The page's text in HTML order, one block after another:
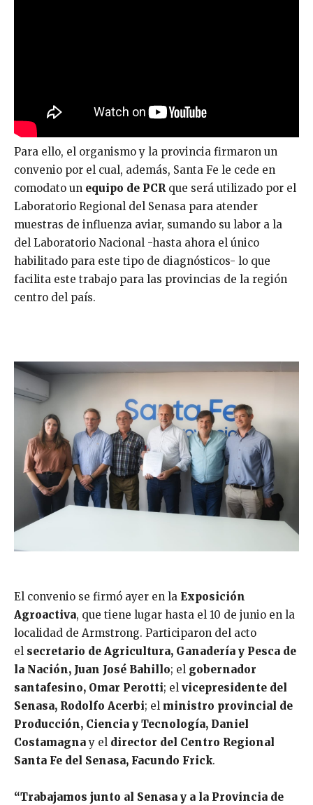
Para ello, el organismo y la provincia firmaron un
convenio por el cual, además, Santa Fe le cede en
comodato un equipo de PCR que será utilizado por el
Laboratorio Regional del Senasa para atender
muestras de influenza aviar, sumando su labor a la
del Laboratorio Nacional -hasta ahora el único
habilitado para este tipo de diagnósticos- lo que
facilita este trabajo para las provincias de la región
centro del país.
El convenio se firmó ayer en la Exposición
Agroactiva, que tiene lugar hasta el 10 de junio en la
localidad de Armstrong. Participaron del acto
el secretario de Agricultura, Ganadería y Pesca de
la Nación, Juan José Bahillo; el gobernador
santafesino, Omar Perotti; el vicepresidente del
Senasa, Rodolfo Acerbi; el ministro provincial de
Producción, Ciencia y Tecnología, Daniel
Costamagnay el director del Centro Regional
Santa Fe del Senasa, Facundo Frick.
“Trabajamos junto al Senasa y a la Provincia de